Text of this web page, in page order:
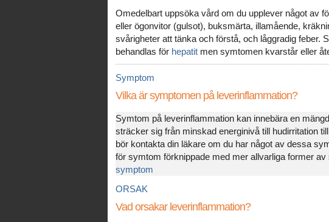
Omedelbart uppsöka vård om du upplever något av
eller ögonvitor (gulsot), buksmärta, illamående,
svårigheter att tänka och förstå, och låggradig feber.
behandlas för hepatit men symtomen kvarstår eller
Symptom
Vilka är symptomen på leverinflammation?
Symtom på leverinflammation kan innebära en
sträcker sig från minskad energinivå till hudirritation
bör kontakta din läkare om du har något av dessa
för symtom förknippade med mer allvarliga former av
symptom
ORSAK
Vad orsakar leverinflammation?